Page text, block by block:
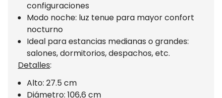
configuraciones
Modo noche: luz tenue para mayor confort
nocturno
Ideal para estancias medianas o grandes:
salones, dormitorios, despachos, etc.
Detalles:
Alto: 27.5 cm
Diámetro: 106,6 cm